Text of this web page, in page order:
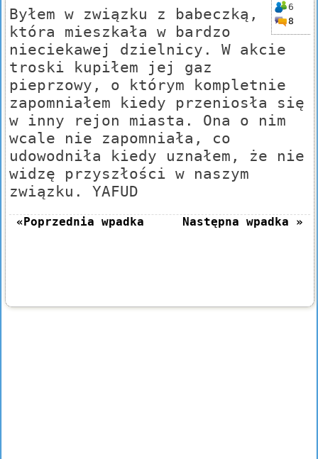
6
8
Byłem w związku z babeczką,
która mieszkała w bardzo
nieciekawej dzielnicy. W akcie
troski kupiłem jej gaz
pieprzowy, o którym kompletnie
zapomniałem kiedy przeniosła się
w inny rejon miasta. Ona o nim
wcale nie zapomniała, co
udowodniła kiedy uznałem, że nie
widzę przyszłości w naszym
związku. YAFUD
«Poprzednia wpadka Następna wpadka »